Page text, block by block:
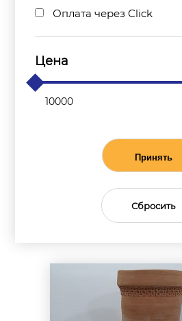
Оплата через Click
Цена
Принять
Сбросить